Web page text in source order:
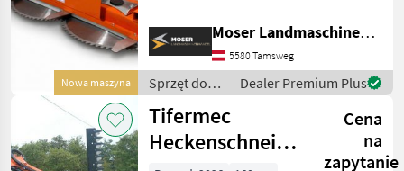
Nowa maszyna
Astsäge von DELEKS eignet
sich ideal für den
Rückschnitt von Hecken,
Äst
Moser Landmaschinenhandel
5580 Tamsweg
Sprzęt do
pielęgnacji
drzew /
Sonstige
Dealer Premium Plus
Tifermec
Heckenschneider
Cena
na
zapytanie